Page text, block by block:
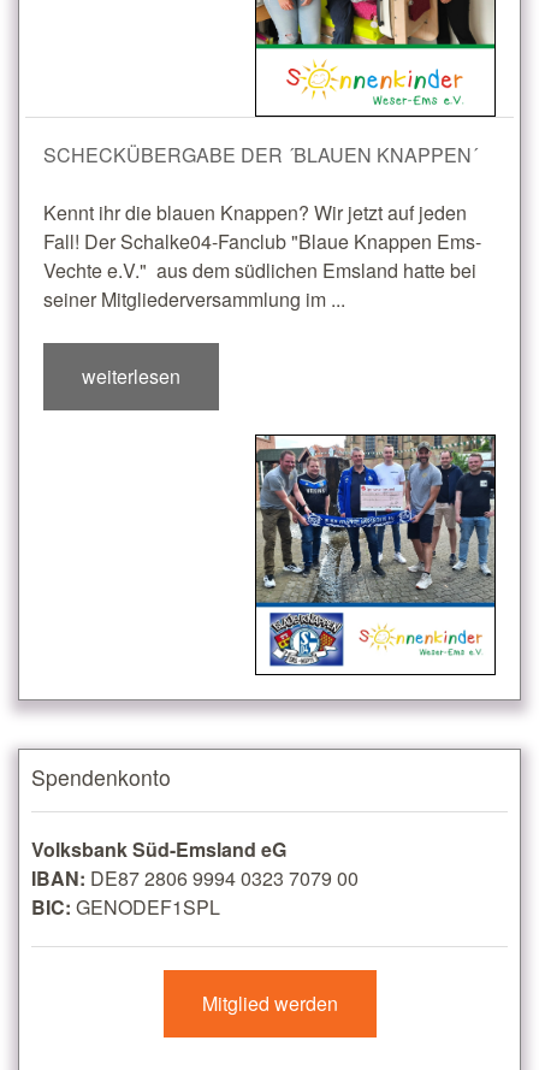
SCHECKÜBERGABE DER ´BLAUEN KNAPPEN´
Kennt ihr die blauen Knappen? Wir jetzt auf jeden
Fall! Der Schalke04-Fanclub "Blaue Knappen Ems-
Vechte e.V." aus dem südlichen Emsland hatte bei
seiner Mitgliederversammlung im ...
weiterlesen
Spendenkonto
Volksbank Süd-Emsland eG
IBAN: DE87 2806 9994 0323 7079 00
BIC: GENODEF1SPL
Mitglied werden